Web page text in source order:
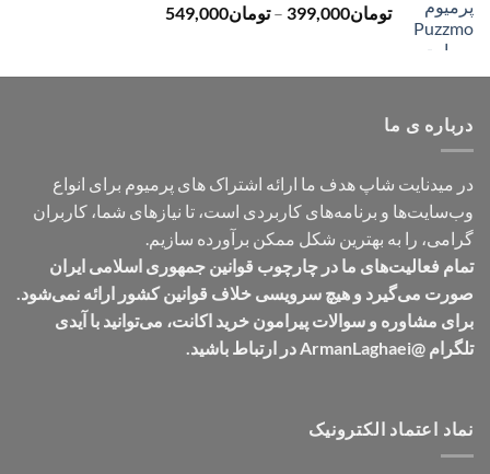
تومان399,000
– تومان549,000
تا
درباره ی ما
در میدنایت شاپ هدف ما ارائه اشتراک های پرمیوم برای انواع
وب‌سایت‌ها و برنامه‌های کاربردی است، تا نیازهای شما، کاربران
گرامی، را به بهترین شکل ممکن برآورده سازیم.
تمام فعالیت‌های ما در چارچوب قوانین جمهوری اسلامی ایران
صورت می‌گیرد و هیچ سرویسی خلاف قوانین کشور ارائه نمی‌شود.
برای مشاوره و سوالات پیرامون خرید اکانت، می‌توانید با آیدی
تلگرام @ArmanLaghaei در ارتباط باشید.
نماد اعتماد الکترونیک